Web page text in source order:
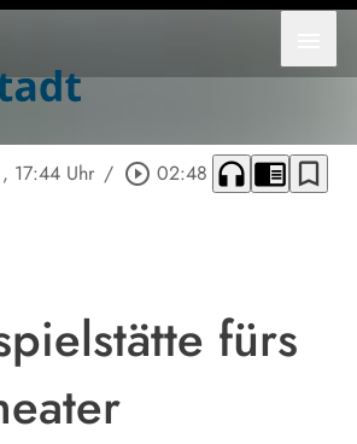
, 17:44 Uhr / play_circle_outline 02:48 headphones chrome_reader_mode bookmark_border
fürs